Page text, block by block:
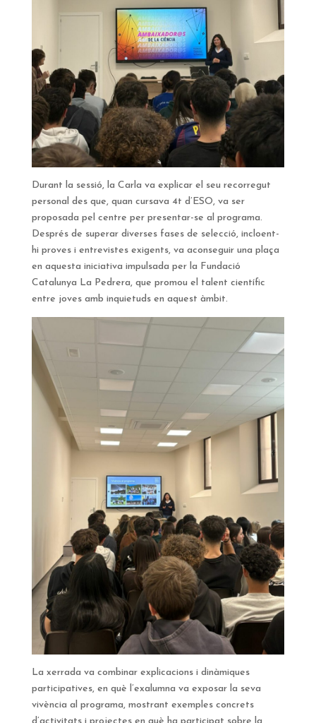
Durant la sessió, la Carla va explicar el seu recorregut
personal des que, quan cursava 4t d’ESO, va ser
proposada pel centre per presentar-se al programa.
Després de superar diverses fases de selecció, incloent-
hi proves i entrevistes exigents, va aconseguir una plaça
en aquesta iniciativa impulsada per la Fundació
Catalunya La Pedrera, que promou el talent científic
entre joves amb inquietuds en aquest àmbit.
La xerrada va combinar explicacions i dinàmiques
participatives, en què l’exalumna va exposar la seva
vivència al programa, mostrant exemples concrets